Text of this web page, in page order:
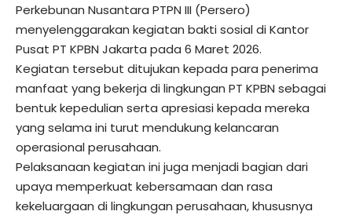
Perkebunan Nusantara PTPN III (Persero)
menyelenggarakan kegiatan bakti sosial di Kantor
Pusat PT KPBN Jakarta pada 6 Maret 2026.
Kegiatan tersebut ditujukan kepada para penerima
manfaat yang bekerja di lingkungan PT KPBN sebagai
bentuk kepedulian serta apresiasi kepada mereka
yang selama ini turut mendukung kelancaran
operasional perusahaan.
Pelaksanaan kegiatan ini juga menjadi bagian dari
upaya memperkuat kebersamaan dan rasa
kekeluargaan di lingkungan perusahaan, khususnya